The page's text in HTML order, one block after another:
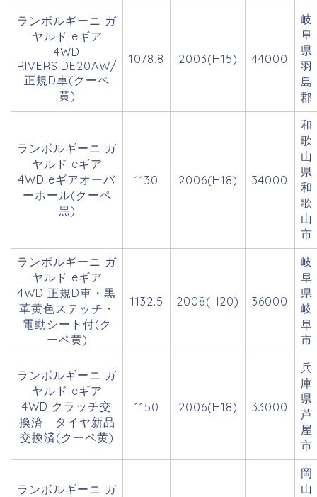
ランボルギーニ ガ
ヤルド eギア
4WD
RIVERSIDE20AW/
正規D車(クーペ
黄)
1078.8 2003(H15) 44000
岐
阜
県
羽
島
郡
ランボルギーニ ガ
ヤルド eギア
4WD eギアオーバ
ーホール(クーペ
黒)
1130 2006(H18) 34000
和
歌
山
県
和
歌
山
市
ランボルギーニ ガ
ヤルド eギア
4WD 正規D車・黒
革黄色ステッチ・
電動シート付(ク
ーペ黄)
1132.5 2008(H20) 36000
岐
阜
県
岐
阜
市
ランボルギーニ ガ
ヤルド eギア
4WD クラッチ交
換済 タイヤ新品
交換済(クーペ黄)
1150 2006(H18) 33000
兵
庫
県
芦
屋
市
ランボルギーニ ガ
岡
山